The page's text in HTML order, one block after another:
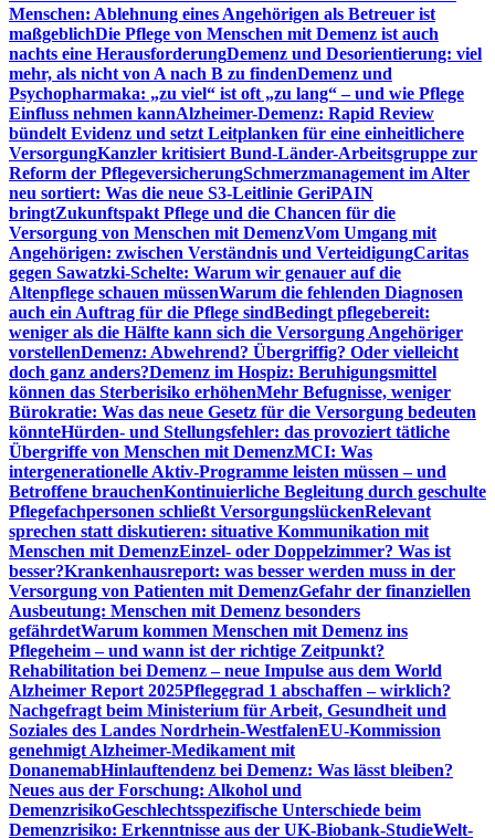
Menschen: Ablehnung eines Angehörigen als Betreuer ist
maßgeblichDie Pflege von Menschen mit Demenz ist auch
nachts eine HerausforderungDemenz und Desorientierung: viel
mehr, als nicht von A nach B zu findenDemenz und
Psychopharmaka: „zu viel“ ist oft „zu lang“ – und wie Pflege
Einfluss nehmen kannAlzheimer-Demenz: Rapid Review
bündelt Evidenz und setzt Leitplanken für eine einheitlichere
VersorgungKanzler kritisiert Bund-Länder-Arbeitsgruppe zur
Reform der PflegeversicherungSchmerzmanagement im Alter
neu sortiert: Was die neue S3-Leitlinie GeriPAIN
bringtZukunftspakt Pflege und die Chancen für die
Versorgung von Menschen mit DemenzVom Umgang mit
Angehörigen: zwischen Verständnis und VerteidigungCaritas
gegen Sawatzki-Schelte: Warum wir genauer auf die
Altenpflege schauen müssenWarum die fehlenden Diagnosen
auch ein Auftrag für die Pflege sindBedingt pflegebereit:
weniger als die Hälfte kann sich die Versorgung Angehöriger
vorstellenDemenz: Abwehrend? Übergriffig? Oder vielleicht
doch ganz anders?Demenz im Hospiz: Beruhigungsmittel
können das Sterberisiko erhöhenMehr Befugnisse, weniger
Bürokratie: Was das neue Gesetz für die Versorgung bedeuten
könnteHürden- und Stellungsfehler: das provoziert tätliche
Übergriffe von Menschen mit DemenzMCI: Was
intergenerationelle Aktiv-Programme leisten müssen – und
Betroffene brauchenKontinuierliche Begleitung durch geschulte
Pflegefachpersonen schließt VersorgungslückenRelevant
sprechen statt diskutieren: situative Kommunikation mit
Menschen mit DemenzEinzel- oder Doppelzimmer? Was ist
besser?Krankenhausreport: was besser werden muss in der
Versorgung von Patienten mit DemenzGefahr der finanziellen
Ausbeutung: Menschen mit Demenz besonders
gefährdetWarum kommen Menschen mit Demenz ins
Pflegeheim – und wann ist der richtige Zeitpunkt?
Rehabilitation bei Demenz – neue Impulse aus dem World
Alzheimer Report 2025Pflegegrad 1 abschaffen – wirklich?
Nachgefragt beim Ministerium für Arbeit, Gesundheit und
Soziales des Landes Nordrhein-WestfalenEU-Kommission
genehmigt Alzheimer-Medikament mit
DonanemabHinlauftendenz bei Demenz: Was lässt bleiben?
Neues aus der Forschung: Alkohol und
DemenzrisikoGeschlechtsspezifische Unterschiede beim
Demenzrisiko: Erkenntnisse aus der UK-Biobank-StudieWelt-